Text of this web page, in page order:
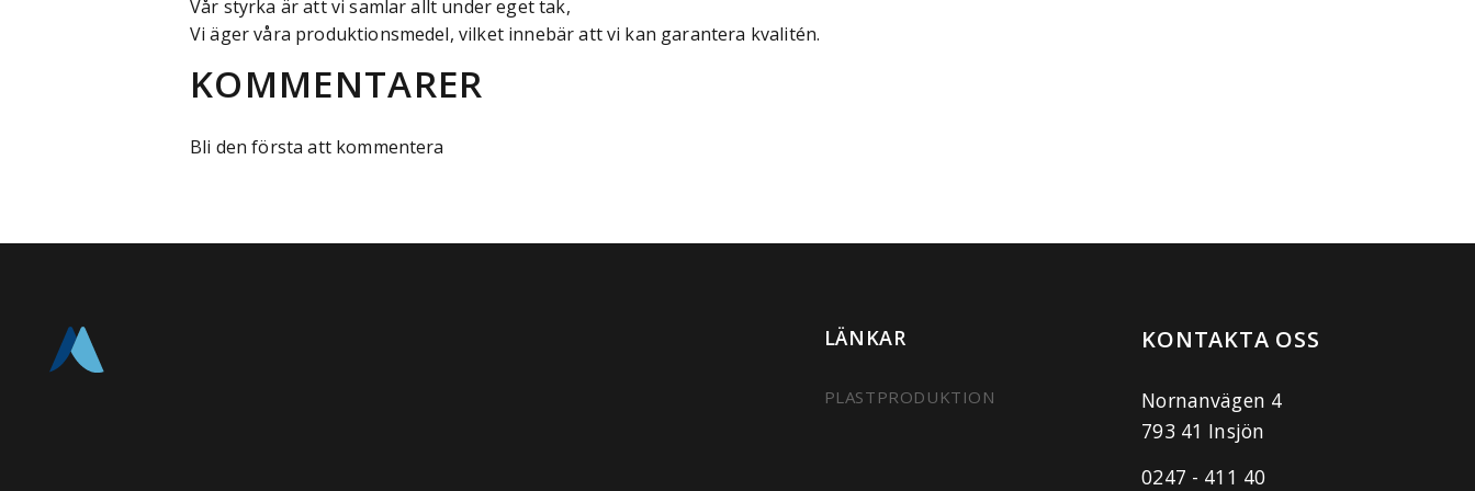
Vår styrka är att vi samlar allt under eget tak,
Vi äger våra produktionsmedel, vilket innebär att vi kan garantera kvalitén.
KOMMENTARER
Bli den första att kommentera
KONTAKTA OSS
Nornanvägen 4
793 41 Insjön
0247 - 411 40
LÄNKAR
PLASTPRODUKTION